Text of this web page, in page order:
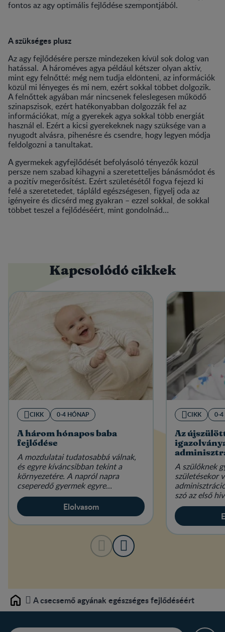
fontos az agy optimális fejlődése szempontjából.
A szükséges plusz
Az agy fejlődésére persze mindezeken kívül sok dolog van
hatással. A hároméves agya például kétszer olyan aktív,
mint egy felnőtté: még nem tudja eldönteni, az információk
közül mi lényeges és mi nem, ezért sokkal többet dolgozik.
A felnőttek agyában már nincsenek feleslegesen működő
szinapszisok, ezért hatékonyabban dolgozzák fel az
információkat, míg a gyerekek agya sokkal több energiát
használ el. Ezért a kicsi gyerekeknek nagy szüksége van a
nyugodt alvásra, pihenésre és csendre, hogy legyen módja
feldolgozni a tanultakat.
A gyermekek agyfejlődését befolyásoló tényezők közül
persze nem szabad kihagyni a szeretetteljes bánásmódot és
a pozitív megerősítést. Ezért születésétől fogva fejezd ki
felé a szeretetedet, tápláld egészségesen, figyelj oda az
igényeire és dicsérd meg gyakran – ezzel sokkal, de sokkal
többet teszel a fejlődéséért, mint gondolnád…
Kapcsolódó cikkek
CIKK 0-4 HÓNAP
A három hónapos baba
fejlődése
A mozdulatai tudatosabbá válnak,
és egyre kíváncsibban tekint a
környezetére. A napról napra
cseperedő gyermek egyre
magabiztosabban tartja a fejét.
Elolvasom
CIKK 0-4
Az
A szülőknek
születésekor
szó az első
vagy a
Home A csecsemő agyának egészséges fejlődéséért